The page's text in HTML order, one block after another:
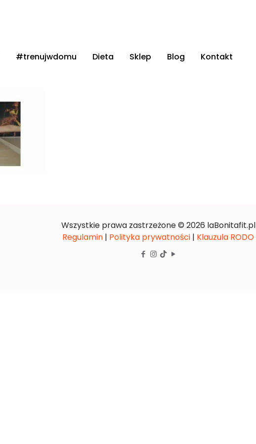
#trenujwdomu Dieta Sklep Blog Kontakt
Wszystkie prawa zastrzeżone © 2026 laBonitafit.pl
Regulamin | Polityka prywatności | Klauzula RODO